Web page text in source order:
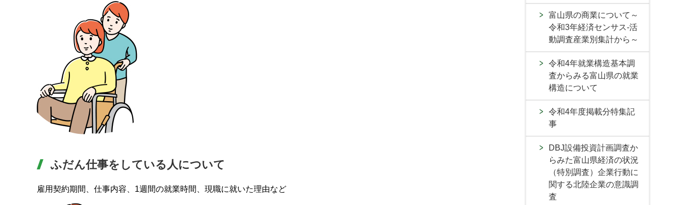
ふだん仕事をしている人について
雇用契約期間、仕事内容、1週間の就業時間、現職に就いた理由など
富山県の商業について～
令和3年経済センサス-活
動調査産業別集計から～
令和4年就業構造基本調
査からみる富山県の就業
構造について
令和4年度掲載分特集記
事
DBJ設備投資計画調査か
らみた富山県経済の状況
（特別調査）企業行動に
関する北陸企業の意識調
査